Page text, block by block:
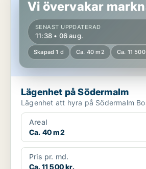
Vi övervakar
SENAST UPPDATERAD
11:38 • 06 aug.
Skapad 1 d Ca. 40 m2 Ca. 11
Lägenhet på Södermalm
Areal
Ca. 40 m2
Pris pr. md.
Ca. 11 500 kr.